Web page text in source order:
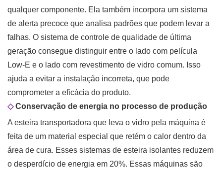
qualquer componente. Ela também incorpora um sistema
de alerta precoce que analisa padrões que podem levar a
falhas. O sistema de controle de qualidade de última
geração consegue distinguir entre o lado com película
Low-E e o lado com revestimento de vidro comum. Isso
ajuda a evitar a instalação incorreta, que pode
comprometer a eficácia do produto.
◇Conservação de energia no processo de produção
A esteira transportadora que leva o vidro pela máquina é
feita de um material especial que retém o calor dentro da
área de cura. Esses sistemas de esteira isolantes reduzem
o desperdício de energia em 20%. Essas máquinas são